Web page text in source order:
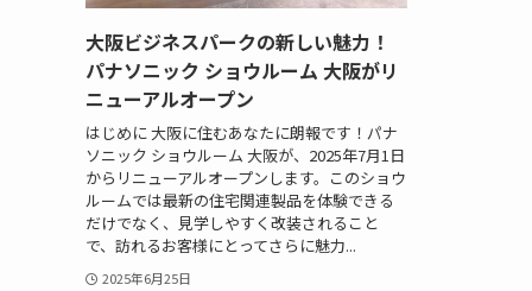
大阪ビジネスパークの新しい魅力！
パナソニック ショウルーム 大阪がリ
ニューアルオープン
はじめに 大阪に住むあなたに朗報です！パナ
ソニック ショウルーム 大阪が、2025年7月1日
からリニューアルオープンします。このショウ
ルームでは最新の住宅関連製品を体験できる
だけでなく、見学しやすく改装されること
で、訪れるお客様にとってさらに魅力...
2025年6月25日